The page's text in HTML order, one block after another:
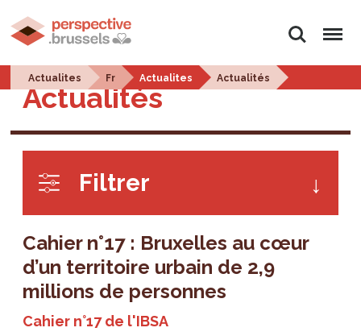
Rechercher
Menu
Actualites Fr Actualites Actualités
Actualités
Filtrer
Cahier n°17 : Bruxelles au cœur
d’un territoire urbain de 2,9
millions de personnes
Cahier n°17 de l'IBSA